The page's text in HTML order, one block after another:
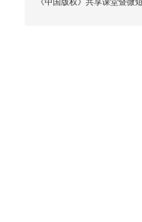
《中国版权》共享课堂暨微